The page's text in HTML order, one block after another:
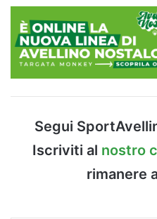
Segui
Iscriviti al nostro
rimanere